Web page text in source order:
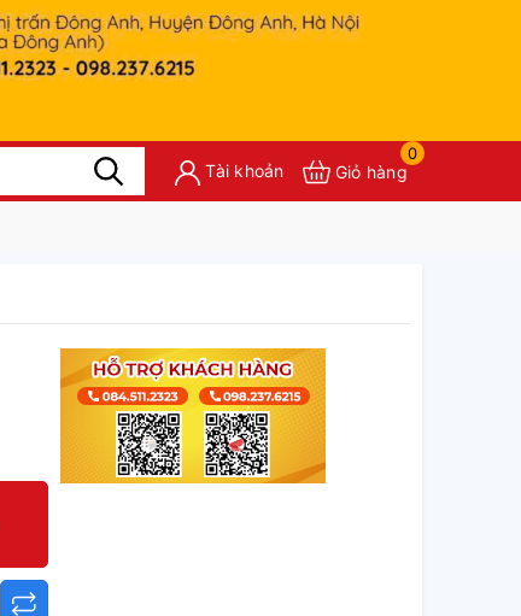
Tài khoản
0
Giỏ hàng